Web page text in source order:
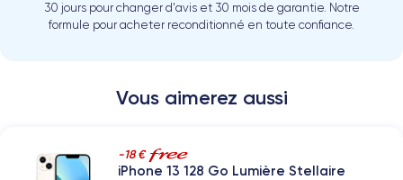
30 jours pour changer d'avis et 30 mois de garantie. Notre
formule pour acheter reconditionné en toute confiance.
Vous aimerez aussi
-18 €
iPhone 13 128 Go Lumière Stellaire